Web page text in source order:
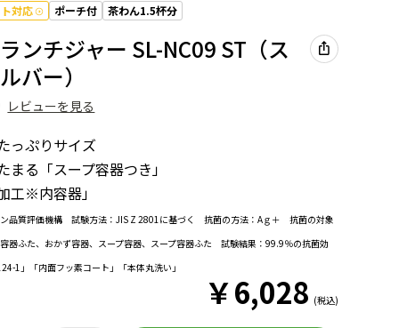
対応 ポーチ付 茶わん1.5杯分
ンチジャー SL-NC09 ST（ス
バー）
レビューを見る
っぷりサイズ
る「スープ容器つき」
工※内容器」
品質評価機構 試験方法：JIS Z 2801に基づく 抗菌の方法：Aｇ＋ 抗菌の対象
器ふた、おかず容器、スープ容器、スープ容器ふた 試験結果：99.9％の抗菌効
1」「内面フッ素コート」「本体丸洗い」
￥6,028 (税込)